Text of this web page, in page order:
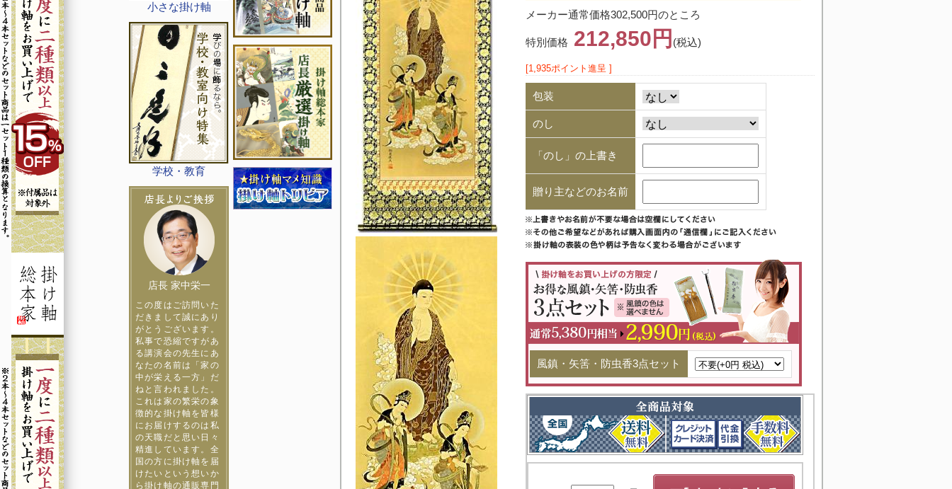
小さな掛け軸
学校・教育
店長 家中栄一
この度はご訪問いた
だきまして誠にあり
がとうございます。
私事で恐縮ですがあ
る講演会の先生にあ
なたの名前は「家の
中が栄える一方」だ
ねと言われました。
これは家の繁栄の象
徴的な掛け軸を皆様
にお届けするのは私
の天職だと思い日々
精進しています。全
国の方に掛け軸を届
けたいという想いか
ら掛け軸の通販専門
メーカー通常価格302,500円のところ
特別価格 212,850円 (税込)
[1,935ポイント進呈 ]
包装
のし
「のし」の上書き
贈り主などのお名前
風鎮・矢筈・防虫香3点セット